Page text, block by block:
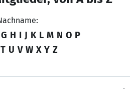
G H I J K L M N O P
T U V W X Y Z